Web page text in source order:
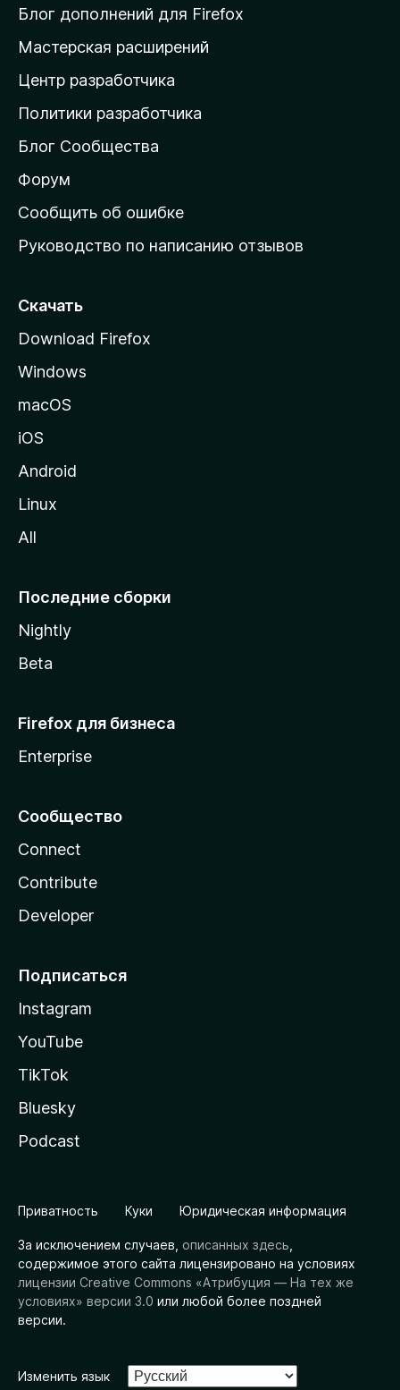
и
а
д
о
а
ш
н
ю
т
а
н
у
M
i
l
Блог дополнений для Firefox
Мастерская расширений
Центр разработчика
Политики разработчика
Блог Сообщества
Форум
Сообщить об ошибке
Руководство по написанию отзывов
Скачать
Download Firefox
Windows
macOS
iOS
Android
Linux
All
Последние сборки
Nightly
Beta
Firefox для бизнеса
Enterprise
Сообщество
Connect
Contribute
Developer
Подписаться
Instagram
YouTube
TikTok
Bluesky
Podcast
Приватность Куки Юридическая информация
За исключением случаев, описанных здесь
содержимое этого сайта лицензировано на условиях
лицензии Creative Commons «Атрибуция — На тех же
условиях» версии 3.0 или любой более поздней
версии.
Изменить язык